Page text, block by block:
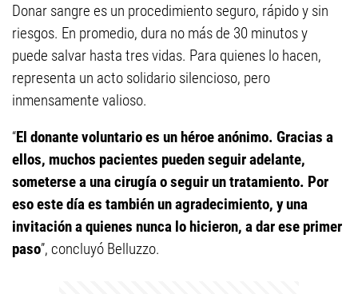
Donar sangre es un procedimiento seguro, rápido y sin
riesgos. En promedio, dura no más de 30 minutos y
puede salvar hasta tres vidas. Para quienes lo hacen,
representa un acto solidario silencioso, pero
inmensamente valioso.
“El donante voluntario es un héroe anónimo. Gracias a
ellos, muchos pacientes pueden seguir adelante,
someterse a una cirugía o seguir un tratamiento. Por
eso este día es también un agradecimiento, y una
invitación a quienes nunca lo hicieron, a dar ese primer
paso”, concluyó Belluzzo.